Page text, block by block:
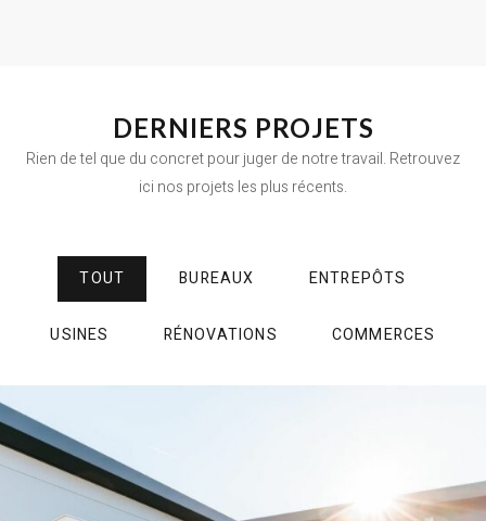
DERNIERS PROJETS
Rien de tel que du concret pour juger de notre travail. Retrouvez
ici nos projets les plus récents.
TOUT BUREAUX ENTREPÔTS
USINES RÉNOVATIONS COMMERCES